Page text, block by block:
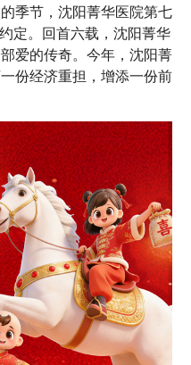
季节，沈阳菁华医院第七
定。回首六载，沈阳菁华
爱的传奇。今年，沈阳菁
份经济重担，增添一份前